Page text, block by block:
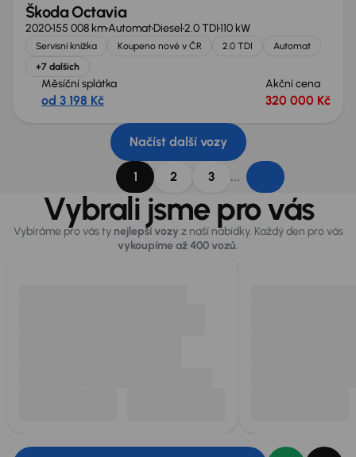
Škoda Octavia
2020155 008 kmAutomatDiesel2.0 TDI110 kW
Servisní knížka Koupeno nové v ČR 2.0 TDI
Automat
+7 dalších
Měsíční splátka
od 3 198 Kč
Akční cena
320 000 Kč
Načíst další vozy
1 2 3 ...
Vybrali jsme pro vás
Vybíráme pro vás ty nejlepší vozy z naší nabídky. Každý den pro vás
vykoupíme až 400 vozů.